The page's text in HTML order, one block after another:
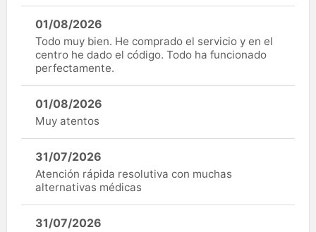
01/08/2026
Todo muy bien. He comprado el servicio y en el
centro he dado el código. Todo ha funcionado
perfectamente.
01/08/2026
Muy atentos
31/07/2026
Atención rápida resolutiva con muchas
alternativas médicas
31/07/2026